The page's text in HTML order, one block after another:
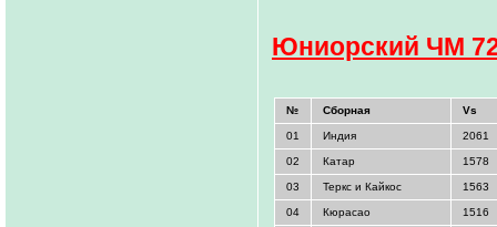
Юниорский ЧМ
№ Сборная Vs
01 Индия 2061
02 Катар 1578
03 Теркс и Кайкос 1563
04 Кюрасао 1516